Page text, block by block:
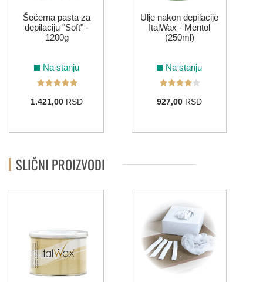
Šećerna pasta za
depilaciju "Soft" -
1200g
Na stanju
1.421,00RSD
Ulje nakon depilacije
ItalWax - Mentol
(250ml)
Na stanju
927,00RSD
SLIČNI PROIZVODI